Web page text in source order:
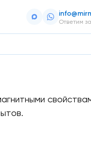
Ответим за